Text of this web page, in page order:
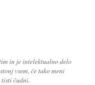
in je intelektualno delo
vsem, če tako meni
tisti čudni.